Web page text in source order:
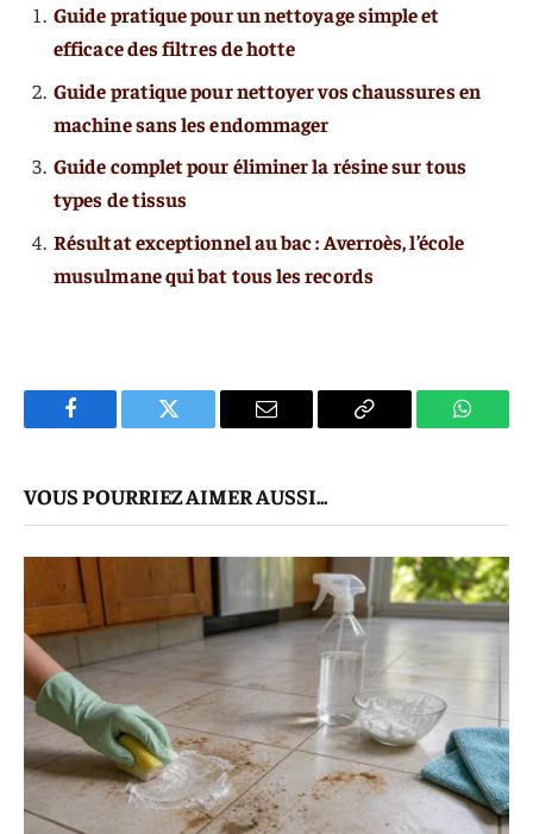
Guide pratique pour un nettoyage simple et
efficace des filtres de hotte
Guide pratique pour nettoyer vos chaussures en
machine sans les endommager
Guide complet pour éliminer la résine sur tous
types de tissus
Résultat exceptionnel au bac : Averroès, l’école
musulmane qui bat tous les records
Facebook Twitter
E-
Copier
VOUS POURRIEZ AIMER AUSSI...